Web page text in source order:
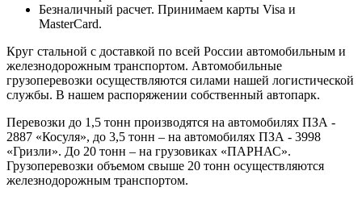
Безналичный расчет. Принимаем карты Visa и
MasterCard.
Круг стальной с доставкой по всей России автомобильным и
железнодорожным транспортом. Автомобильные
грузоперевозки осуществляются силами нашей логистической
службы. В нашем распоряжении собственный автопарк.
Перевозки до 1,5 тонн производятся на автомобилях ПЗА -
2887 «Косуля», до 3,5 тонн – на автомобилях ПЗА - 3998
«Гризли». До 20 тонн – на грузовиках «ПАРНАС».
Грузоперевозки объемом свыше 20 тонн осуществляются
железнодорожным транспортом.